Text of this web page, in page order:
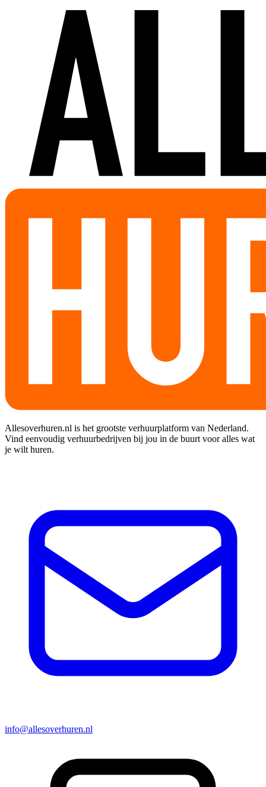
Allesoverhuren.nl is het grootste verhuurplatform van Nederland.
Vind eenvoudig verhuurbedrijven bij jou in de buurt voor alles wat
je wilt huren.
info@allesoverhuren.nl